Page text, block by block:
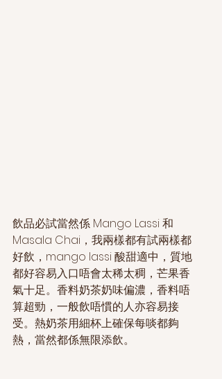
飲品必試當然係 Mango Lassi 和
Masala Chai，我兩樣都有試兩樣都
好飲，mango lassi 酸甜適中，質地
都好容易入口唔會太稀太稠，芒果香
氣十足。香料奶茶奶味偏濃，香料唔
算超勁，一般飲唔慣的人亦容易接
受。熱奶茶用細杯上確保每啖都夠
熱，當然都係無限添飲。